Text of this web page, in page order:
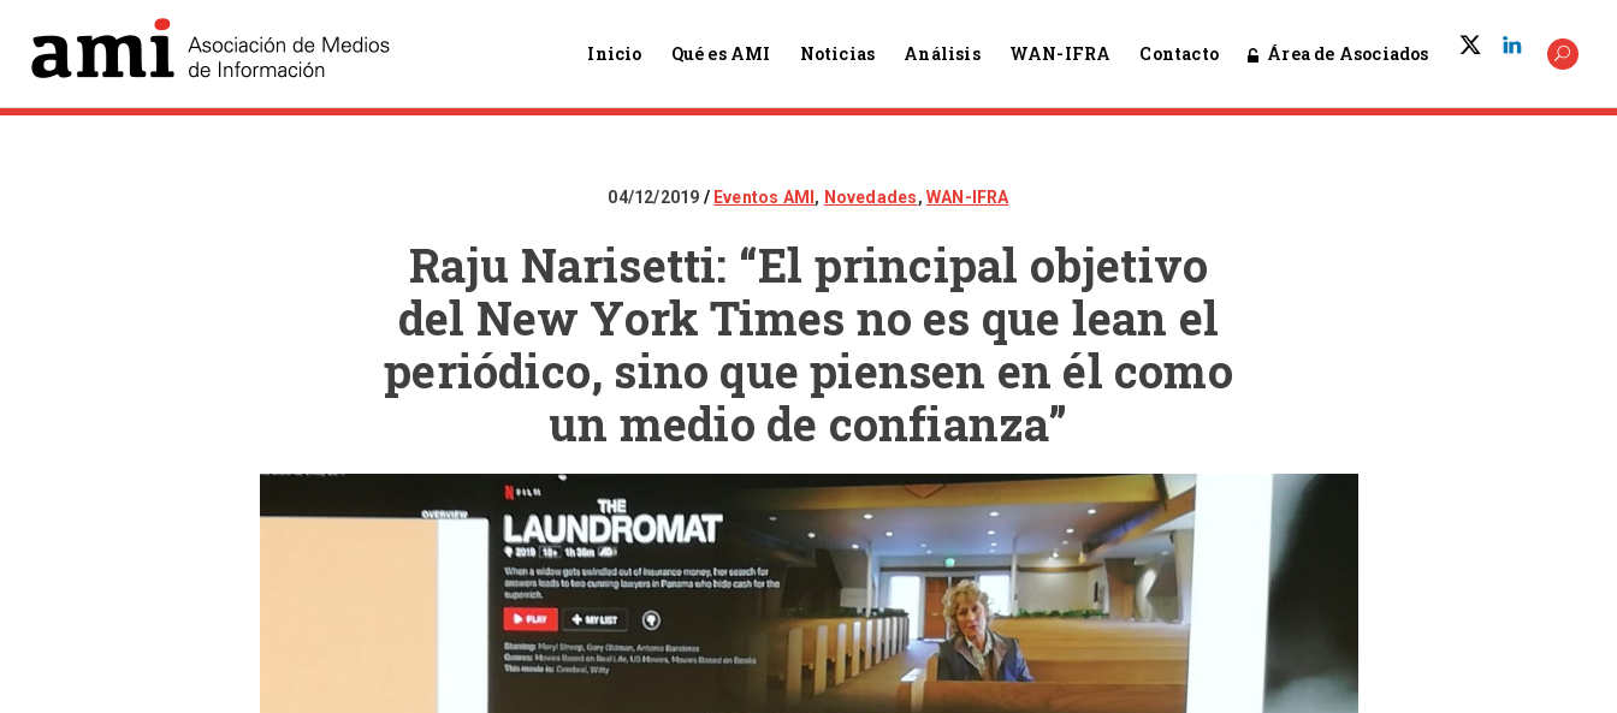
Inicio Qué es AMI Noticias Análisis WAN-IFRA Contacto Área de Asociados
04/12/2019 Eventos AMI , Novedades, WAN-IFRA
Raju Narisetti: “El principal objetivo
del New York Times no es que lean el
periódico, sino que piensen en él como
un medio de confianza”